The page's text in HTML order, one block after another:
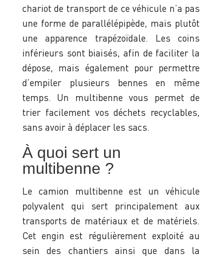
chariot de transport de ce véhicule n’a pas
une forme de parallélépipède, mais plutôt
une apparence trapézoïdale. Les coins
inférieurs sont biaisés, afin de faciliter la
dépose, mais également pour permettre
d’empiler plusieurs bennes en même
temps. Un multibenne vous permet de
trier facilement vos déchets recyclables,
sans avoir à déplacer les sacs.
À quoi sert un
multibenne ?
Le camion multibenne est un véhicule
polyvalent qui sert principalement aux
transports de matériaux et de matériels.
Cet engin est régulièrement exploité au
sein des chantiers ainsi que dans la